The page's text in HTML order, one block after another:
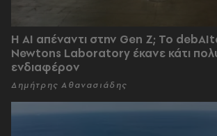
Η AI απέναντι στην Gen Z; Το
Newtons Laboratory έκανε κάτι
ενδιαφέρον
Δημήτρης Αθανασιάδης